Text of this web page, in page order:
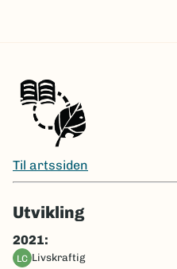
Til artssiden
Utvikling
2021:
LC livskraftig